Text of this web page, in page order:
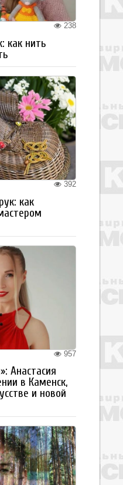
238
как нить
392
как
957
Анастасия
в Каменск,
и новой